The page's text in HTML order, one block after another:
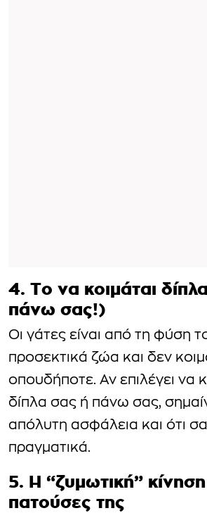
4. Το να κοιμάται
πάνω σας!)
Οι γάτες είναι από τη φύση
προσεκτικά ζώα και δεν
οπουδήποτε. Αν επιλέγει να
δίπλα σας ή πάνω σας,
απόλυτη ασφάλεια και ότι
πραγματικά.
5. Η “ζυμωτική” κίνηση
πατούσες της